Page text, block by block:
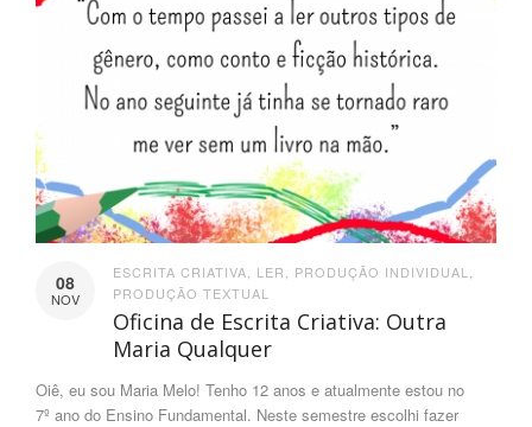
08
NOV
ESCRITA CRIATIVA LER PRODUÇÃO INDIVIDUAL
PRODUÇÃO TEXTUAL
Oficina de Escrita Criativa: Outra
Maria Qualquer
Oiê, eu sou Maria Melo! Tenho 12 anos e atualmente estou no
7º ano do Ensino Fundamental. Neste semestre escolhi fazer